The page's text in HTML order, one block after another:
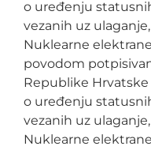
o uređenju
vezanih uz
Nuklearne
povodom
Republike
o uređenju
vezanih uz
Nuklearne